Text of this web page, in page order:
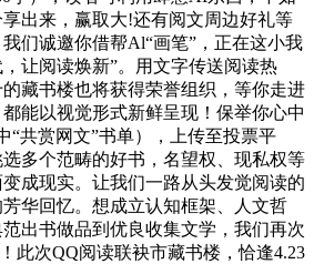
出来，赢取大!还有阅文周边好礼等
们诚邀你借帮Al“画笔”，正在这小我
让阅读焕新”。用文字传送阅读热
藏书楼也将获得荣誉组织，等你走进
能以视觉形式新鲜呈现！保举你心中
“共赏网文”书单），上传至投票平
多个范畴的好书，名望权、现私权等
成现实。让我们一路从头发觉阅读的
华回忆。想成立认知框架、人文哲
出书做品到优良收集文学，我们再次
此次QQ阅读联袂市藏书楼，恰逢4.23